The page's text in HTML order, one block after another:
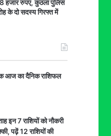
हजार रुपए, कुठला पुलिस
के दो सदस्य गिरफ्त में
आज का दैनिक राशिफल
इन 7 राशियों को नौकरी
पढ़ें 12 राशियों की